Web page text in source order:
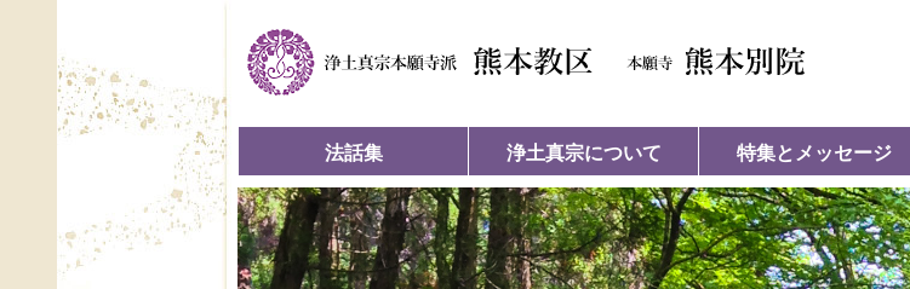
法話集 浄土真宗について 特集とメッセージ